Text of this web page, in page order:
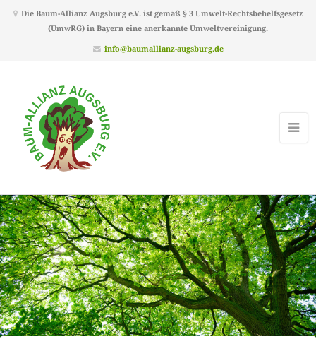
Die Baum-Allianz Augsburg e.V. ist gemäß § 3 Umwelt-Rechtsbehelfsgesetz
(UmwRG) in Bayern eine anerkannte Umweltvereinigung.
info@baumallianz-augsburg.de